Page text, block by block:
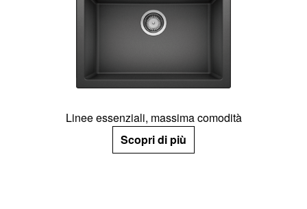
Linee essenziali, massima comodità
Scopri di più